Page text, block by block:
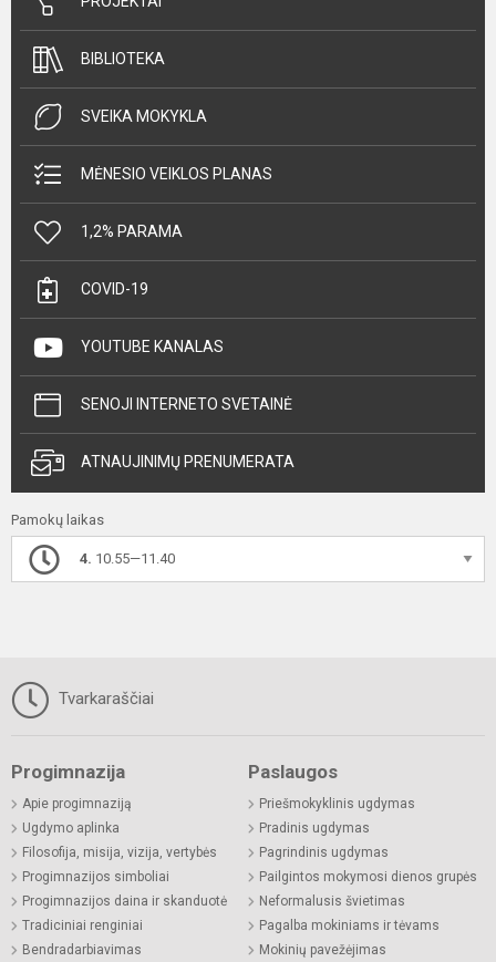
BIBLIOTEKA
SVEIKA MOKYKLA
MĖNESIO VEIKLOS PLANAS
1,2% PARAMA
COVID-19
YOUTUBE KANALAS
SENOJI INTERNETO SVETAINĖ
ATNAUJINIMŲ PRENUMERATA
Pamokų laikas
4. 10.55—11.40
Tvarkaraščiai
Progimnazija
Apie progimnaziją
Ugdymo aplinka
Filosofija, misija, vizija, vertybės
Progimnazijos simboliai
Progimnazijos daina ir skanduotė
Tradiciniai renginiai
Bendradarbiavimas
Paslaugos
Priešmokyklinis ugdymas
Pradinis ugdymas
Pagrindinis ugdymas
Pailgintos mokymosi dienos grupės
Neformalusis švietimas
Pagalba mokiniams ir tėvams
Mokinių pavežėjimas